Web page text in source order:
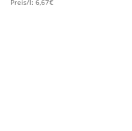
Preis/l: 6,67€